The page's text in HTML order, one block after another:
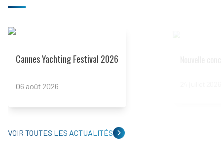
Cannes Yachting Festival 2026
06 août 2026
Read more
VOIR TOUTES LES ACTUALITÉS